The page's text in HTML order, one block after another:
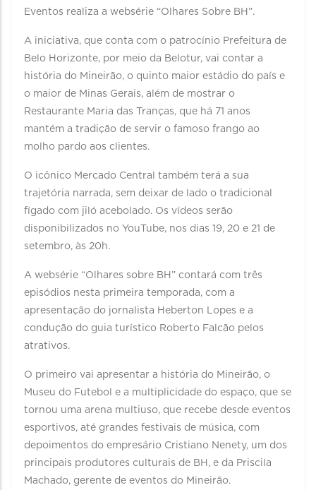
Eventos realiza a websérie “Olhares Sobre BH”.
A iniciativa, que conta com o patrocínio Prefeitura de
Belo Horizonte, por meio da Belotur, vai contar a
história do Mineirão, o quinto maior estádio do país e
o maior de Minas Gerais, além de mostrar o
Restaurante Maria das Tranças, que há 71 anos
mantém a tradição de servir o famoso frango ao
molho pardo aos clientes.
O icônico Mercado Central também terá a sua
trajetória narrada, sem deixar de lado o tradicional
fígado com jiló acebolado. Os vídeos serão
disponibilizados no YouTube, nos dias 19, 20 e 21 de
setembro, às 20h.
A websérie “Olhares sobre BH” contará com três
episódios nesta primeira temporada, com a
apresentação do jornalista Heberton Lopes e a
condução do guia turístico Roberto Falcão pelos
atrativos.
O primeiro vai apresentar a história do Mineirão, o
Museu do Futebol e a multiplicidade do espaço, que se
tornou uma arena multiuso, que recebe desde eventos
esportivos, até grandes festivais de música, com
depoimentos do empresário Cristiano Nenety, um dos
principais produtores culturais de BH, e da Priscila
Machado, gerente de eventos do Mineirão.